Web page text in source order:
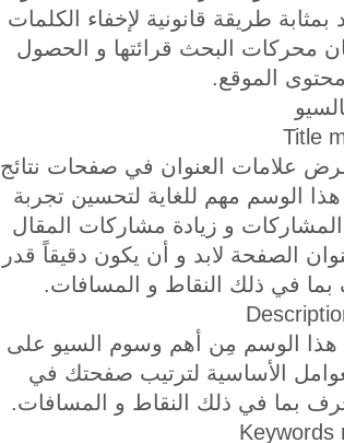
طريقة قانونية لإخفاء الكلمات
محركات البحث قرائتها و الحصول
الموقع.
علامات العنوان في صفحات نتائج
الوسم مهم للغاية لتحسين تجربة
و زيادة مشاركات المقال
الصفحة لابد و أن يكون دقيقاً قدر
هذا الوسم مِن أهم وسوم السيو على
الأساسية لترتيب صفحتك في